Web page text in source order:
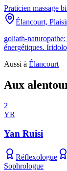
Praticien massage
Élancourt,
goliath-naturopathe:
énergétiques.
Aussi à Élancourt
Aux
2
YR
Yan Ruisi
Réflexologue
Sophrologue